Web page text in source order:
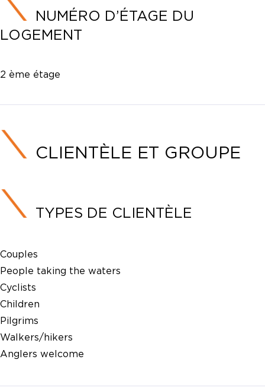
NUMÉRO D’ÉTAGE DU
LOGEMENT
2 ème étage
CLIENTÈLE ET GROUPE
TYPES DE CLIENTÈLE
Couples
People taking the waters
Cyclists
Children
Pilgrims
Walkers/hikers
Anglers welcome